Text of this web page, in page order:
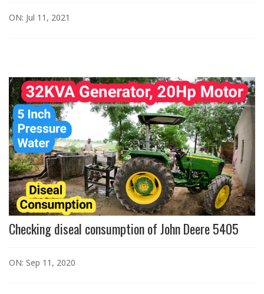
ON: Jul 11, 2021
Checking diseal consumption of John Deere 5405
ON: Sep 11, 2020